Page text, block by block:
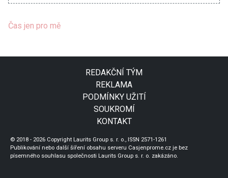
Čas jen pro mě
REDAKČNÍ TÝM
REKLAMA
PODMÍNKY UŽITÍ
SOUKROMÍ
KONTAKT
© 2018 - 2026 Copyright Laurits Group s. r. o., ISSN 2571-1261
Publikování nebo další šíření obsahu serveru Casjenprome.cz je bez
písemného souhlasu společnosti Laurits Group s. r. o. zakázáno.